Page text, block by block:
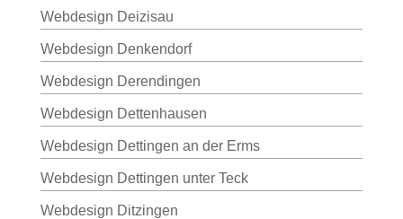
Webdesign Deizisau
Webdesign Denkendorf
Webdesign Derendingen
Webdesign Dettenhausen
Webdesign Dettingen an der Erms
Webdesign Dettingen unter Teck
Webdesign Ditzingen